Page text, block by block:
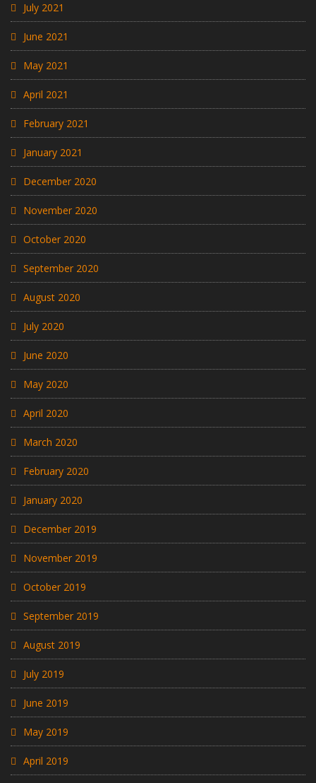
July 2021
June 2021
May 2021
April 2021
February 2021
January 2021
December 2020
November 2020
October 2020
September 2020
August 2020
July 2020
June 2020
May 2020
April 2020
March 2020
February 2020
January 2020
December 2019
November 2019
October 2019
September 2019
August 2019
July 2019
June 2019
May 2019
April 2019